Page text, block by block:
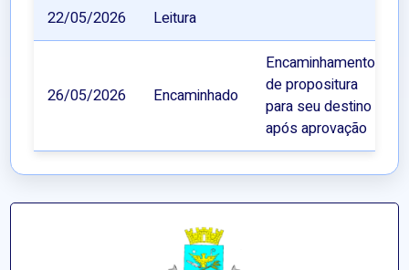
22/05/2026 Leitura
26/05/2026 Encaminhado
Encaminhamento
de propositura
para seu destino
após aprovação